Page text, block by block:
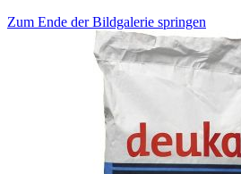
Zum Ende der Bildgalerie springen